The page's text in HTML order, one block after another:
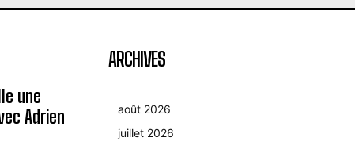
une
Adrien
ARCHIVES
août 2026
juillet 2026